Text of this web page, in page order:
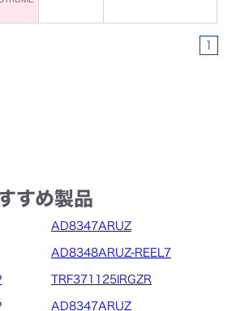
1
すめ製品
AD8347ARUZ
AD8348ARUZ-REEL7
TRF371125IRGZR
AD8347ARUZ